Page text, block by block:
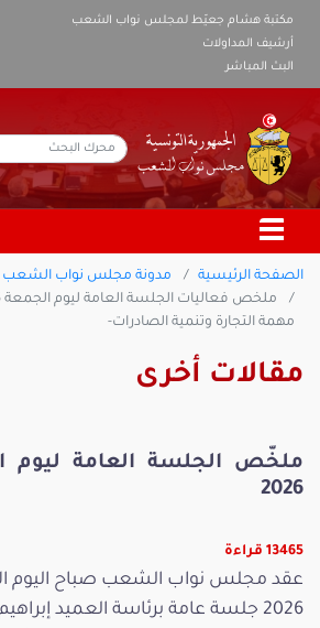
مكتبة هشام جعيّط لمجلس نواب الشعب
أرشيف المداولات
البث المباشر
الصفحة الرئيسية
مدونة مجلس نواب الشعب
مهمة التجارة وتنمية الصادرات-
مقالات أخرى
2026
13465 قراءة
2026 جلسة عامة برئاسة العميد